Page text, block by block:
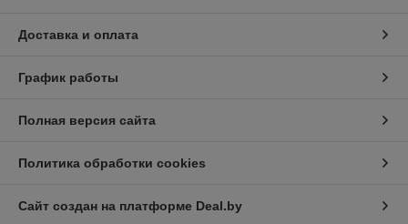
Доставка и оплата
График работы
Полная версия сайта
Политика обработки cookies
Сайт создан на платформе Deal.by